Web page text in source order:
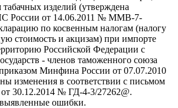
изделий (утверждена
России от 14.06.2011 № ММВ-7-
по косвенным налогам (налогу
стоимость и акцизам) при импорте
Российской Федерации с
- членов таможенного союза
Минфина России от 07.07.2010
изменения в соответствии с письмом
30.12.2014 № ГД-4-3/27262@.
ошибки.